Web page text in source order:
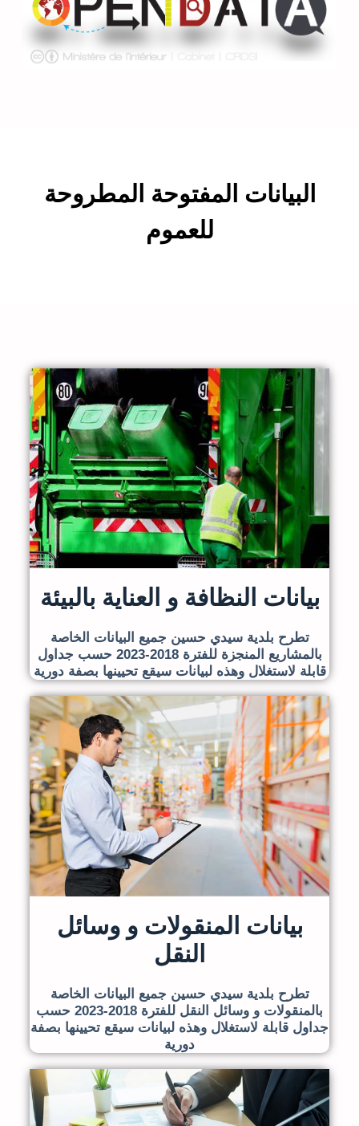
البيانات المفتوحة المطروحة
للعموم
بيانات النظافة و العناية بالبيئة
تطرح بلدية سيدي حسين جميع البيانات الخاصة
بالمشاريع المنجزة للفترة 2018-2023 حسب جداول
قابلة لاستغلال وهذه لبيانات سيقع تحيينها بصفة دورية
بيانات المنقولات و وسائل
النقل
تطرح بلدية سيدي حسين جميع البيانات الخاصة
بالمنقولات و وسائل النقل للفترة 2018-2023 حسب
جداول قابلة لاستغلال وهذه لبيانات سيقع تحيينها بصفة
دورية